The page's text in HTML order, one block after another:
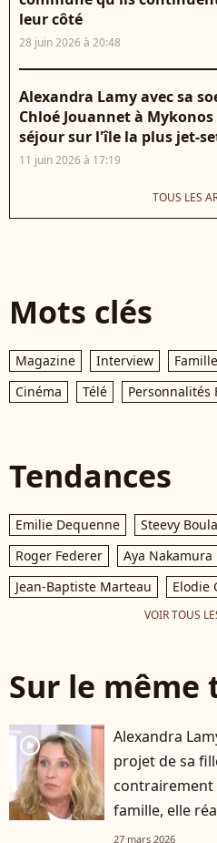
leur côté
28 juin 2026 à 20:48
Alexandra Lamy avec sa
Chloé Jouannet à
séjour sur l'île la plus jet-
11 juin 2026 à 17:19
TOUS LES
Mots clés
Magazine Interview Famille
Cinéma
Télé Personnalités
Tendances
Emilie Dequenne Steevy
Roger Federer
Aya Nakamura
Jean-Baptiste Marteau
Elodie
VOIR TOUS
Sur le même
player2
Alexandra
projet de sa
contrairement
famille, elle
27 mars 2026